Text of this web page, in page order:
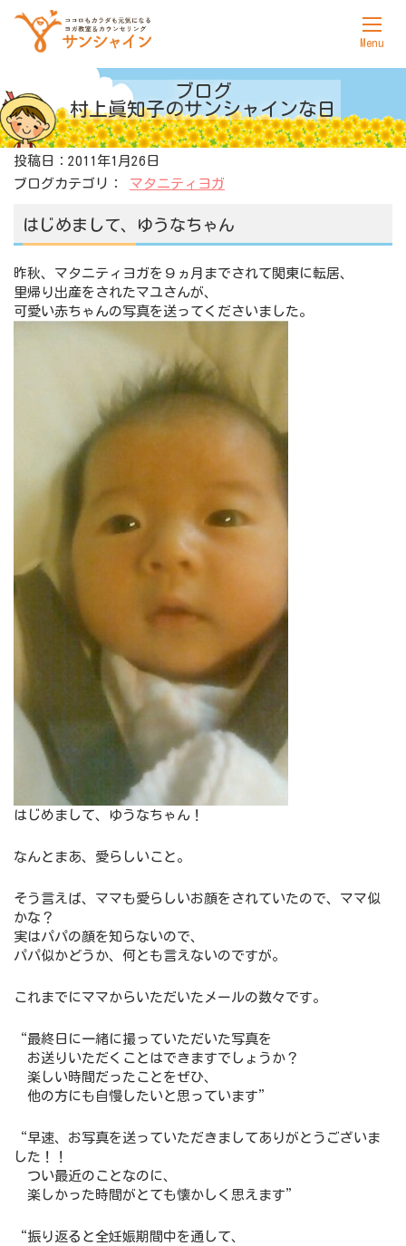
サンシャインについて
ヨガ
料金表
アクセス
ブログ
村上眞知子のサンシャインな日
投稿日：2011年1月26日
ブログカテゴリ： マタニティヨガ
はじめまして、ゆうなちゃん
昨秋、マタニティヨガを９ヵ月までされて関東に転居、
里帰り出産をされたマユさんが、
可愛い赤ちゃんの写真を送ってくださいました。
はじめまして、ゆうなちゃん！
なんとまあ、愛らしいこと。
そう言えば、ママも愛らしいお顔をされていたので、ママ似
かな？
実はパパの顔を知らないので、
パパ似かどうか、何とも言えないのですが。
これまでにママからいただいたメールの数々です。
“最終日に一緒に撮っていただいた写真を
お送りいただくことはできますでしょうか？
楽しい時間だったことをぜひ、
他の方にも自慢したいと思っています”
“早速、お写真を送っていただきましてありがとうございま
した！！
つい最近のことなのに、
楽しかった時間がとても懐かしく思えます”
“振り返ると全妊娠期間中を通して、